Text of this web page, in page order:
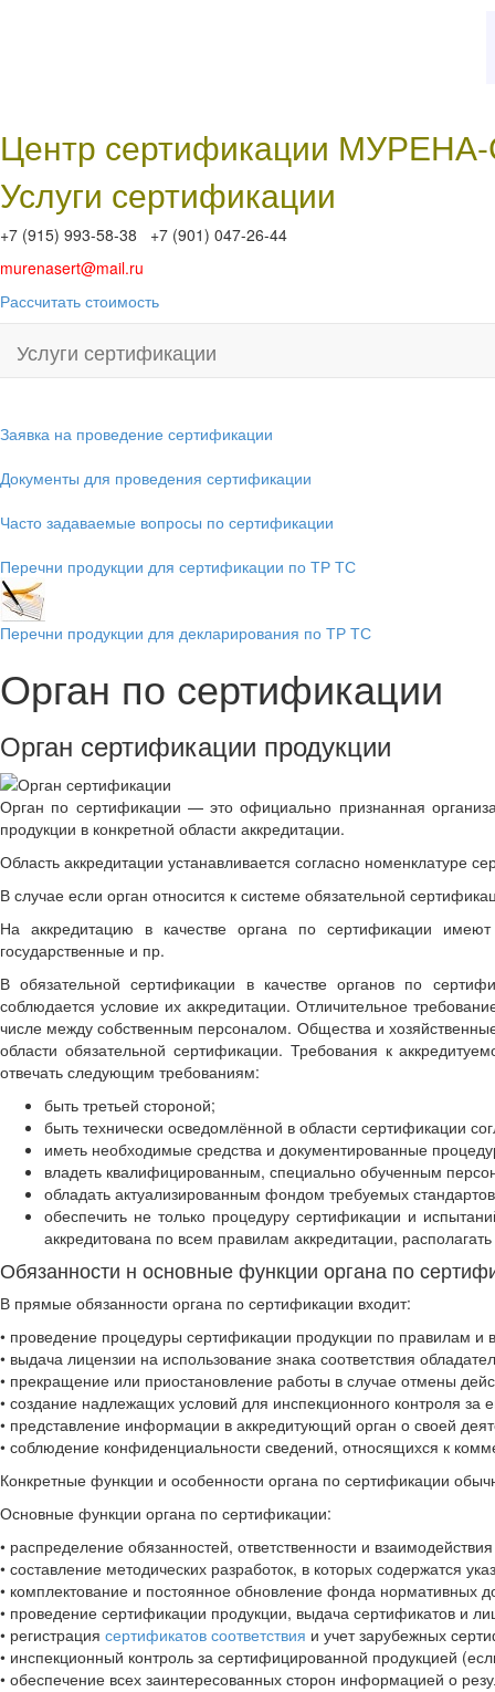
Центр сертификации
Услуги сертификации
+7 (915) 993-58-38 +7 (901) 047-26-44
murenasert@mail.ru
Рассчитать стоимость
Услуги сертификации
Заявка на проведение сертификации
Документы для проведения сертификации
Часто задаваемые вопросы по сертификации
Перечни продукции для сертификации по ТР ТС
Перечни продукции для декларирования по ТР ТС
Орган по сертификации
Орган сертификации продукции
Орган по сертификации — это официально признанная
продукции в конкретной области аккредитации.
Область аккредитации устанавливается согласно
В случае если орган относится к системе обязательной
На аккредитацию в качестве органа по сертификации
государственные и пр.
В обязательной сертификации в качестве органов по
соблюдается условие их аккредитации. Отличительное
числе между собственным персоналом. Общества и
области обязательной сертификации. Требования к
отвечать следующим требованиям:
быть третьей стороной;
быть технически осведомлённой в области сертификации
иметь необходимые средства и документированные
владеть квалифицированным, специально обученным
обладать актуализированным фондом требуемых
обеспечить не только процедуру сертификации и
аккредитована по всем правилам аккредитации,
Обязанности н основные функции органа по
В прямые обязанности органа по сертификации входит:
• проведение процедуры сертификации продукции по правилам и
• выдача лицензии на использование знака соответствия
• прекращение или приостановление работы в случае отмены
• создание надлежащих условий для инспекционного контроля за
• представление информации в аккредитующий орган о своей
• соблюдение конфиденциальности сведений, относящихся к
Конкретные функции и особенности органа по сертификации
Основные функции органа по сертификации:
• распределение обязанностей, ответственности и
• составление методических разработок, в которых содержатся
• комплектование и постоянное обновление фонда нормативных
• проведение сертификации продукции, выдача сертификатов и
• регистрация сертификатов соответствия и учет зарубежных
• инспекционный контроль за сертифицированной продукцией
• обеспечение всех заинтересованных сторон информацией о